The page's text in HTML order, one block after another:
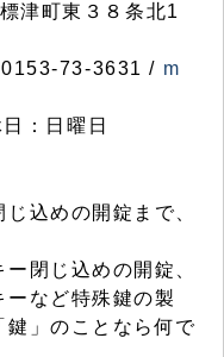
津町東３８条北1
73-3631 / m
：日曜日
込めの開錠まで、
閉じ込めの開錠、
など特殊鍵の製
」のことなら何で